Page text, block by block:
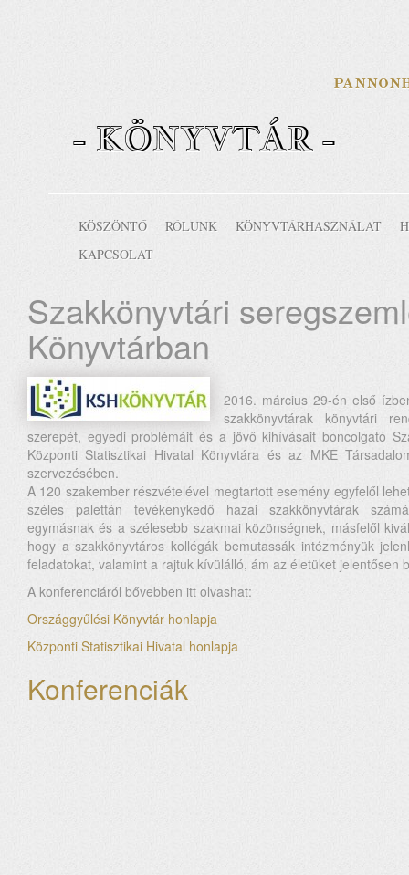
- KÖNYVTÁR -
KÖSZÖNTŐ RÓLUNK KÖNYVTÁRHASZNÁLAT
KAPCSOLAT
Szakkönyvtári
Könyvtárban
2016. március 29-én első
szakkönyvtárak könyvtári
szerepét, egyedi problémáit és a jövő kihívásait boncolgató
Központi Statisztikai Hivatal Könyvtára és az MKE
szervezésében.
A 120 szakember részvételével megtartott esemény egyfelől
széles palettán tevékenykedő hazai szakkönyvtárak
egymásnak és a szélesebb szakmai közönségnek, másfelől
hogy a szakkönyvtáros kollégák bemutassák intézményük
feladatokat, valamint a rajtuk kívülálló, ám az életüket jelentősen
A konferenciáról bővebben itt olvashat:
Országgyűlési Könyvtár honlapja
Központi Statisztikai Hivatal honlapja
Konferenciák